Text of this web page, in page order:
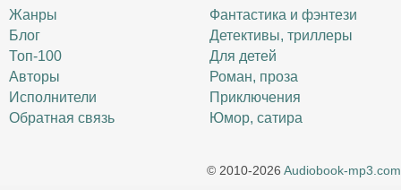
Жанры
Блог
Топ-100
Авторы
Исполнители
Обратная связь
Фантастика и фэнтези
Детективы, триллеры
Для детей
Роман, проза
Приключения
Юмор, сатира
© 2010-2026 Audiobook-mp3.com